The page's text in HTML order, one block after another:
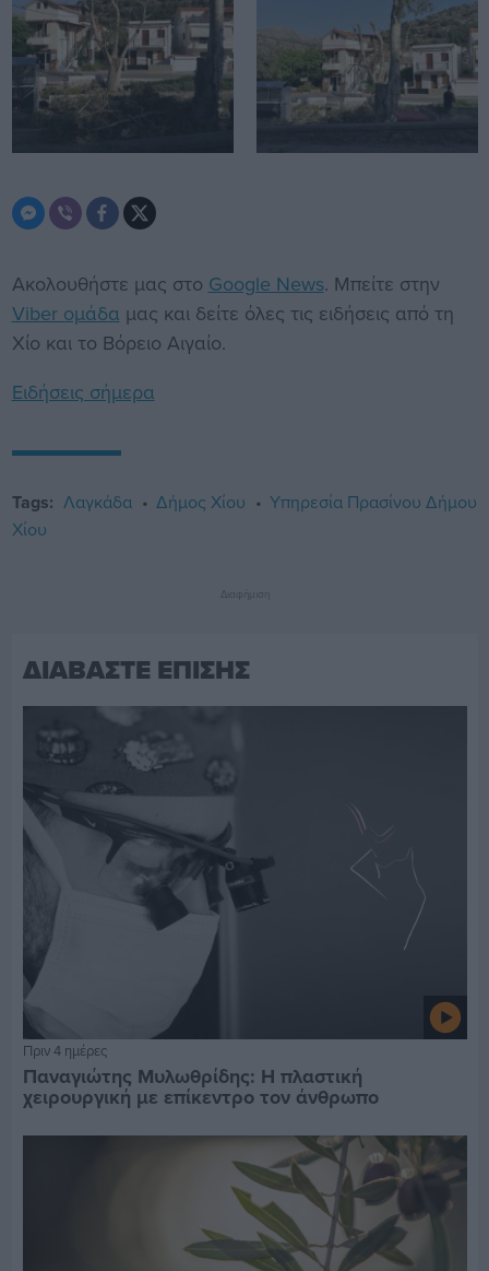
Ακολουθήστε μας στο Google News. Μπείτε στην
Viber ομάδα μας και δείτε όλες τις ειδήσεις από τη
Χίο και το Βόρειο Αιγαίο.
Ειδήσεις σήμερα
Tags: Λαγκάδα Δήμος Χίου
Υπηρεσία Πρασίνου Δήμου
Χίου
Διαφήμιση
ΔΙΑΒΑΣΤΕ ΕΠΙΣΗΣ
Πριν 4 ημέρες
Παναγιώτης Μυλωθρίδης: Η πλαστική
χειρουργική με επίκεντρο τον άνθρωπο